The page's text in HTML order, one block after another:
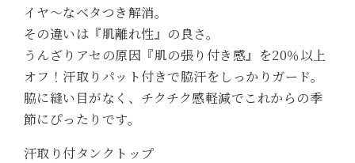
イヤ～なベタつき解消。
その違いは『肌離れ性』の良さ。
うんざりアセの原因『肌の張り付き感』を20％以上
オフ！汗取りパット付きで脇汗をしっかりガード。
脇に縫い目がなく、チクチク感軽減でこれからの季
節にぴったりです。
汗取り付タンクトップ